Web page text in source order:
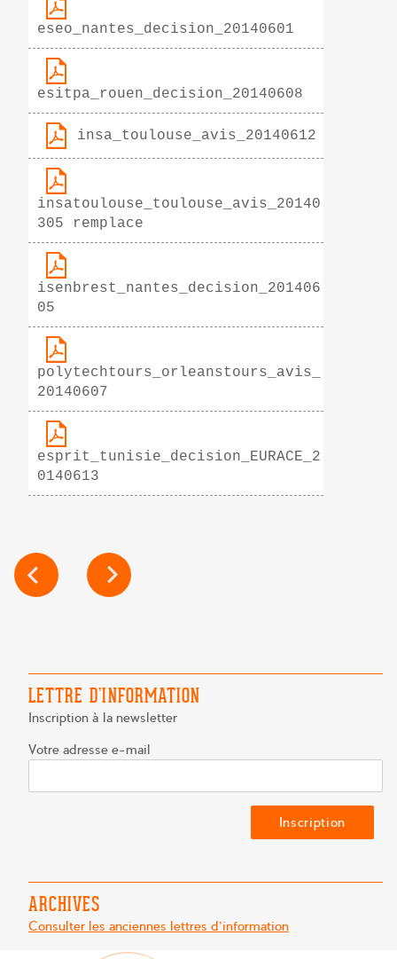
eseo_nantes_decision_20140601
esitpa_rouen_decision_20140608
insa_toulouse_avis_20140612
insatoulouse_toulouse_avis_20140
305 remplace
isenbrest_nantes_decision_201406
05
polytechtours_orleanstours_avis_
20140607
esprit_tunisie_decision_EURACE_2
0140613
NAVIGATION
DE
LETTRE D’INFORMATION
Inscription à la newsletter
Votre adresse e-mail
ARCHIVES
Consulter les anciennes lettres d'information